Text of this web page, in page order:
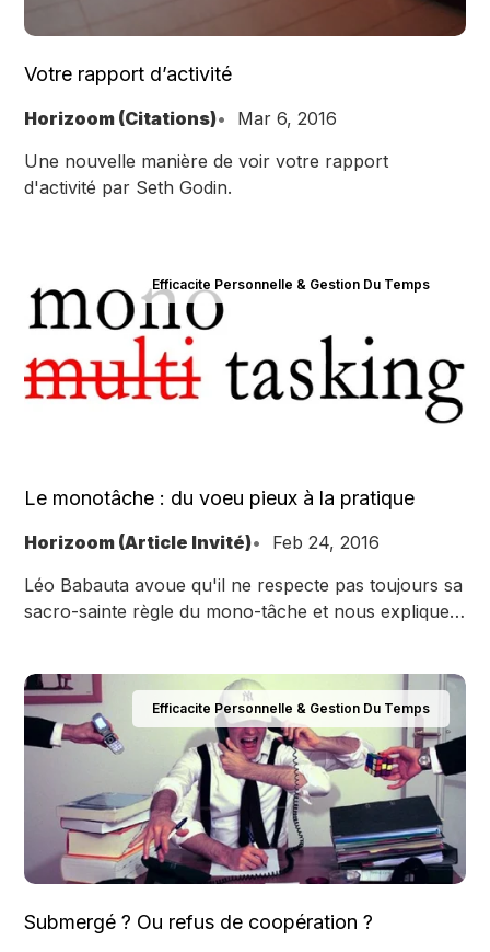
Votre rapport d’activité
Horizoom (Citations)
Mar 6, 2016
Une nouvelle manière de voir votre rapport
d'activité par Seth Godin.
Efficacite Personnelle & Gestion Du Temps
Le monotâche : du voeu pieux à la pratique
Horizoom (Article Invité)
Feb 24, 2016
Léo Babauta avoue qu'il ne respecte pas toujours sa
sacro-sainte règle du mono-tâche et nous explique
Efficacite Personnelle & Gestion Du Temps
Submergé ? Ou refus de coopération ?